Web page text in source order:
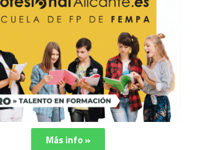
Más info »